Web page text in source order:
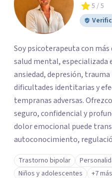
5 / 5
Soy psicoterapeuta con más
salud mental,
ansiedad, depresión,
dificultades identitarias y
tempranas adversas.
seguro, confidencial y
dolor emocional puede
autoconocimiento,
Trabajo desde un enfoque
psicoanálisis, terapia
Trastorno bipolar
Niños y adolescentes
+7 más